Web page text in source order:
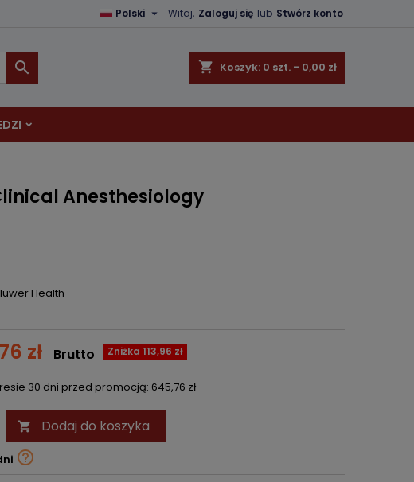
Witaj, Zaloguj się lub Stwórz konto
Polski 
shopping_cart Koszyk: 0 szt. - 0,00 zł

Anesthesiology
Health
zł Zniżka 113,96 zł
Brutto
30 dni przed promocją: 645,76 zł
 Dodaj do koszyka

życzeń.